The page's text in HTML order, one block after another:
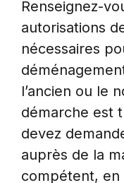
Renseignez-
autorisations
nécessaires
l’ancien ou le
démarche est
devez
auprès de la
compétent, en